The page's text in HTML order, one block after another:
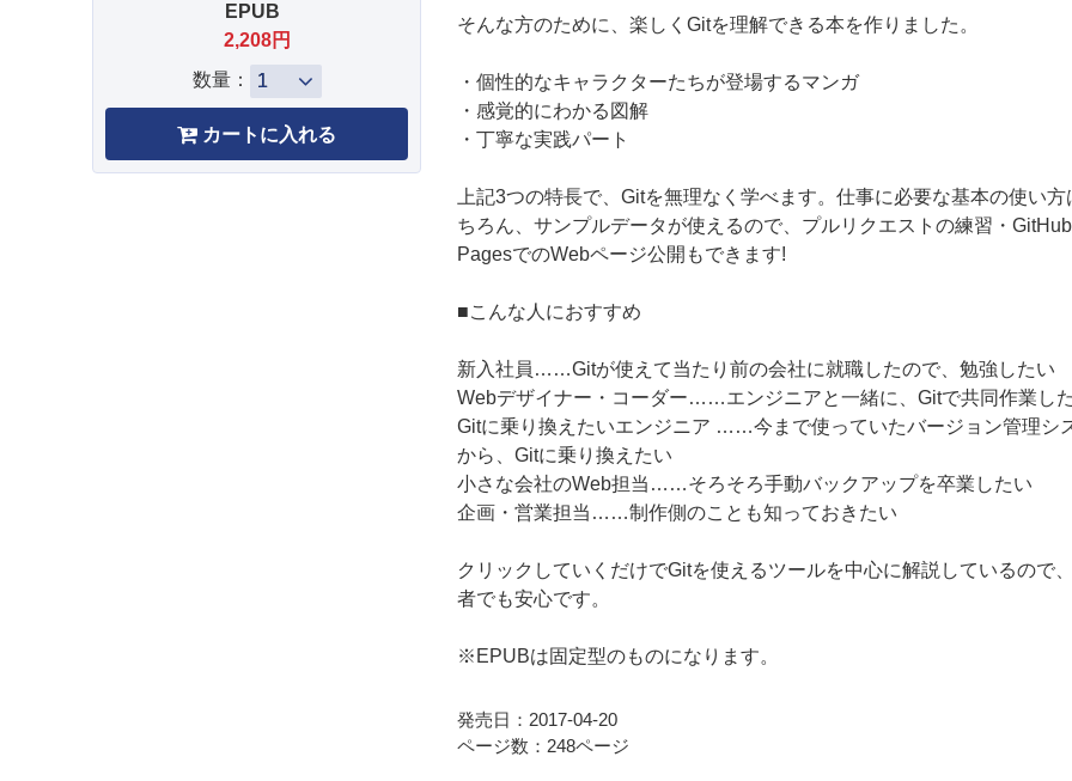
EPUB
2,208円
数量：
そんな方のために、楽しくGitを理解できる本を作りました。
・個性的なキャラクターたちが登場するマンガ
・感覚的にわかる図解
・丁寧な実践パート
上記3つの特長で、Gitを無理なく学べます。仕事に必要な基本の使い方
ちろん、サンプルデータが使えるので、プルリクエストの練習・GitHub
PagesでのWebページ公開もできます!
■こんな人におすすめ
新入社員……Gitが使えて当たり前の会社に就職したので、勉強したい
Webデザイナー・コーダー……エンジニアと一緒に、Gitで共同作業し
Gitに乗り換えたいエンジニア ……今まで使っていたバージョン管理シ
から、Gitに乗り換えたい
小さな会社のWeb担当……そろそろ手動バックアップを卒業したい
企画・営業担当……制作側のことも知っておきたい
クリックしていくだけでGitを使えるツールを中心に解説しているので
者でも安心です。
※EPUBは固定型のものになります。
発売日：2017-04-20
ページ数：248ページ